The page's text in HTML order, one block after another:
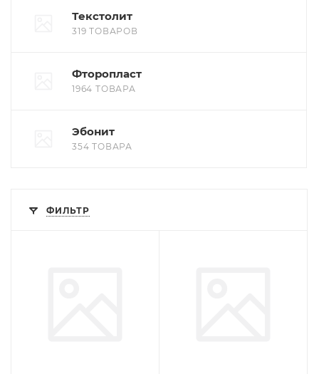
Текстолит
319 ТОВАРОВ
Фторопласт
1964 ТОВАРА
Эбонит
354 ТОВАРА
ФИЛЬТР